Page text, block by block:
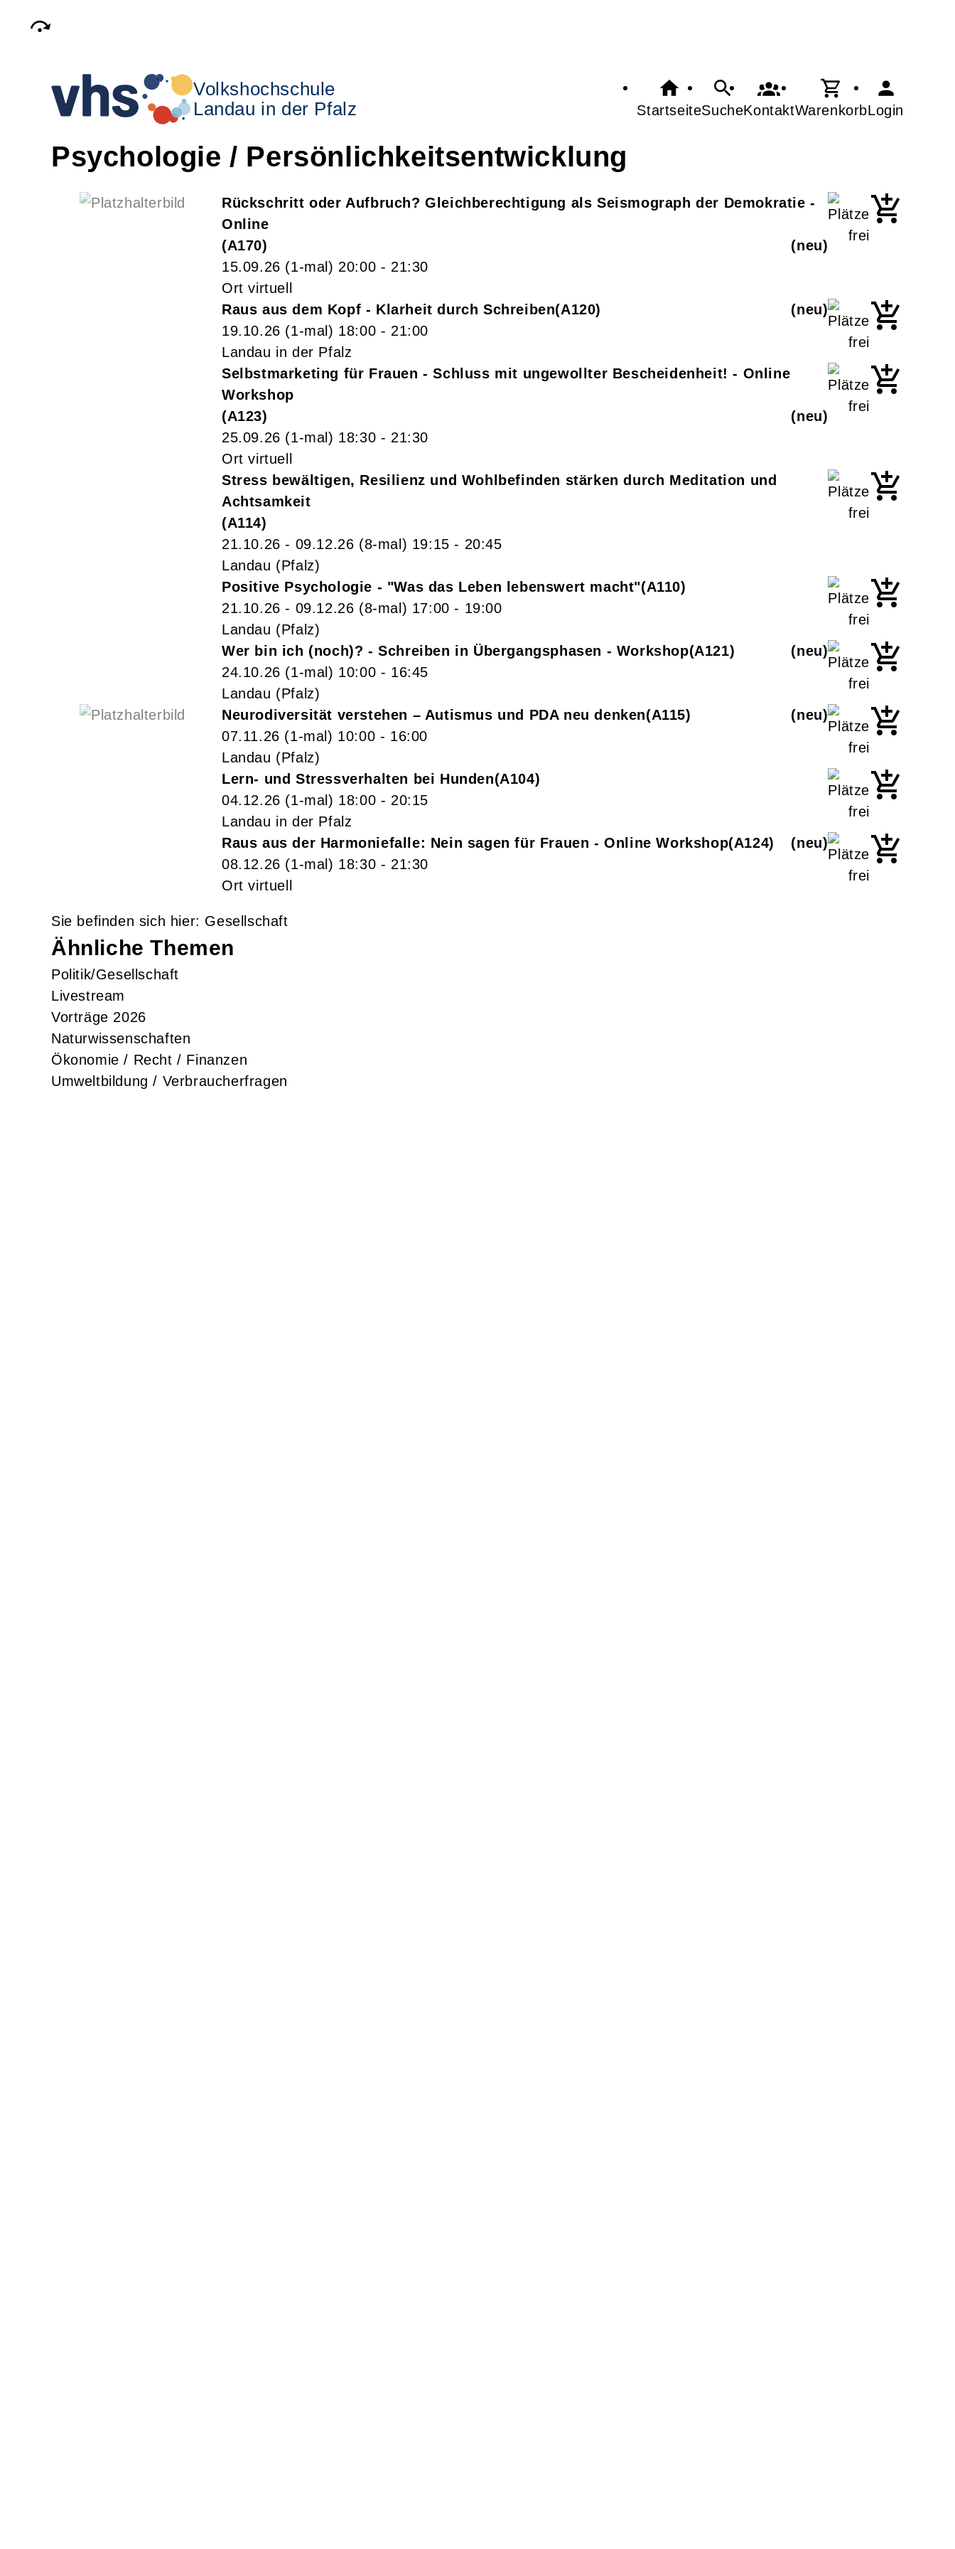
Volkshochschule
Landau in der Pfalz
StartseiteSucheKontaktWarenkorbLogin
Psychologie / Persönlichkeitsentwicklung
Rückschritt oder Aufbruch? Gleichberechtigung als Seismograph der Demokratie -
Online
A170
neu
15.09.26 (1-mal) 20:00 - 21:30
Ort virtuell
Raus aus dem Kopf - Klarheit durch Schreiben A120
neu
19.10.26 (1-mal) 18:00 - 21:00
Landau in der Pfalz
Selbstmarketing für Frauen - Schluss mit ungewollter Bescheidenheit! - Online
Workshop
A123
neu
25.09.26 (1-mal) 18:30 - 21:30
Ort virtuell
Stress bewältigen, Resilienz und Wohlbefinden stärken durch Meditation und
Achtsamkeit
A114
21.10.26 - 09.12.26 (8-mal) 19:15 - 20:45
Landau (Pfalz)
Positive Psychologie - "Was das Leben lebenswert macht" A110
21.10.26 - 09.12.26 (8-mal) 17:00 - 19:00
Landau (Pfalz)
Wer bin ich (noch)? - Schreiben in Übergangsphasen - Workshop A121
neu
24.10.26 (1-mal) 10:00 - 16:45
Landau (Pfalz)
Neurodiversität verstehen – Autismus und PDA neu denken A115
neu
07.11.26 (1-mal) 10:00 - 16:00
Landau (Pfalz)
Lern- und Stressverhalten bei Hunden A104
04.12.26 (1-mal) 18:00 - 20:15
Landau in der Pfalz
Raus aus der Harmoniefalle: Nein sagen für Frauen - Online Workshop A124
neu
08.12.26 (1-mal) 18:30 - 21:30
Ort virtuell
Gesellschaft
Ähnliche Themen
Politik/Gesellschaft
Livestream
Vorträge 2026
Naturwissenschaften
Ökonomie / Recht / Finanzen
Umweltbildung / Verbraucherfragen